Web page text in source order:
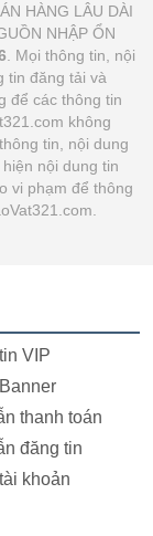
HÀNG LÂU DÀI
NHẬP ỔN
. Mọi thông tin, nội
tin đăng tải và
để các thông tin
không
tin, nội dung
nội dung tin
vi phạm để thông
VIP
thanh toán
đăng tin
khoản